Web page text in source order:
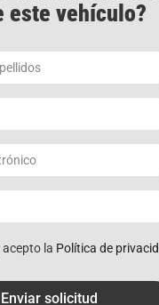
este vehículo?
acepto la Política de
Enviar solicitud